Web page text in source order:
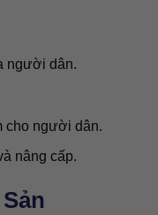
người dân.
cho người dân.
nâng cấp.